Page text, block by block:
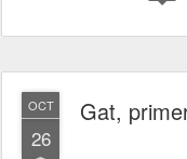
OCT
26
Gat,